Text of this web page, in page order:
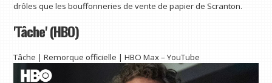
drôles que les bouffonneries de vente de papier de Scranton.
'Tâche' (HBO)
Tâche | Remorque officielle | HBO Max – YouTube